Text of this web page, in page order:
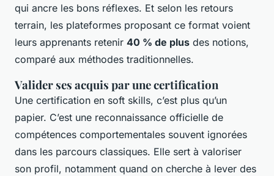
qui ancre les bons réflexes. Et selon les retours
terrain, les plateformes proposant ce format voient
leurs apprenants retenir 40 % de plus des notions,
comparé aux méthodes traditionnelles.
Valider ses acquis par une certification
Une certification en soft skills, c’est plus qu’un
papier. C’est une reconnaissance officielle de
compétences comportementales souvent ignorées
dans les parcours classiques. Elle sert à valoriser
son profil, notamment quand on cherche à lever des